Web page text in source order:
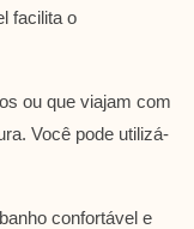
facilita o
ou que viajam com
Você pode utilizá-
confortável e